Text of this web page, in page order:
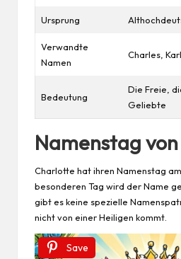
Ursprung
Verwandte
Namen
Charles, Karl
Bedeutung
Die Freie,
Geliebte
Namenstag
Charlotte hat ihren Namenstag am
besonderen Tag wird der Name
gibt es keine spezielle
nicht von einer Heiligen kommt.
Save